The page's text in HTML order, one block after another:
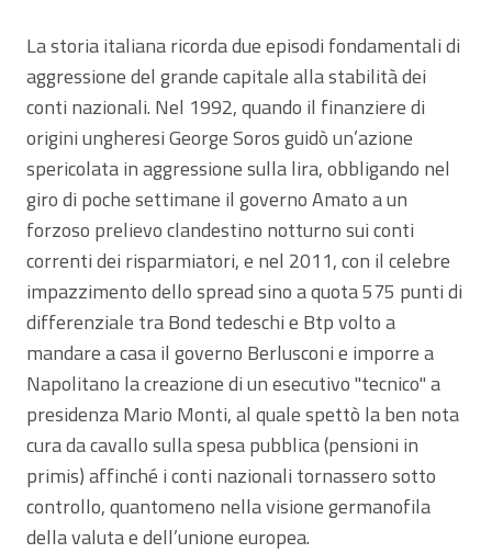
La storia italiana ricorda due episodi fondamentali di
aggressione del grande capitale alla stabilità dei
conti nazionali. Nel 1992, quando il finanziere di
origini ungheresi George Soros guidò un’azione
spericolata in aggressione sulla lira, obbligando nel
giro di poche settimane il governo Amato a un
forzoso prelievo clandestino notturno sui conti
correnti dei risparmiatori, e nel 2011, con il celebre
impazzimento dello spread sino a quota 575 punti di
differenziale tra Bond tedeschi e Btp volto a
mandare a casa il governo Berlusconi e imporre a
Napolitano la creazione di un esecutivo "tecnico" a
presidenza Mario Monti, al quale spettò la ben nota
cura da cavallo sulla spesa pubblica (pensioni in
primis) affinché i conti nazionali tornassero sotto
controllo, quantomeno nella visione germanofila
della valuta e dell’unione europea.